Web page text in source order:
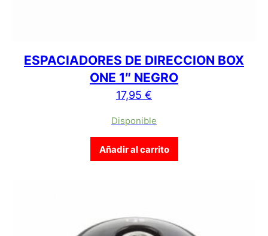
ESPACIADORES DE DIRECCION BOX
ONE 1″ NEGRO
17,95 €
Disponible
Añadir al carrito